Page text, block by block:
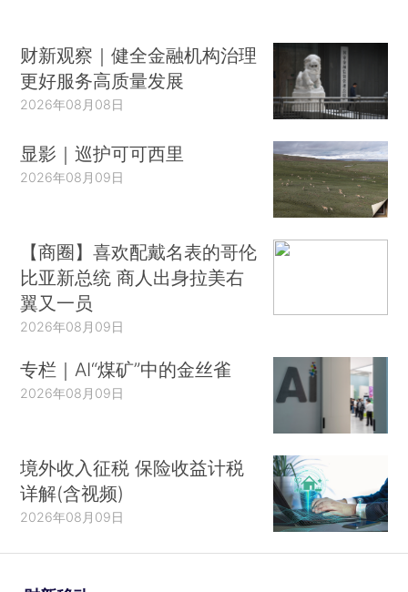
财新观察｜健全金融机构治理
更好服务高质量发展
2026年08月08日
显影｜巡护可可西里
2026年08月09日
【商圈】喜欢配戴名表的哥伦
比亚新总统 商人出身拉美右
翼又一员
2026年08月09日
专栏｜AI“煤矿”中的金丝雀
2026年08月09日
境外收入征税 保险收益计税
详解(含视频)
2026年08月09日